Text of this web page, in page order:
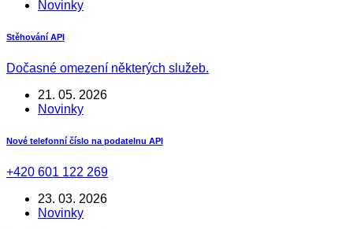
Novinky
Stěhování API
Dočasné omezení některých služeb.
21. 05. 2026
Novinky
Nové telefonní číslo na podatelnu API
+420 601 122 269
23. 03. 2026
Novinky